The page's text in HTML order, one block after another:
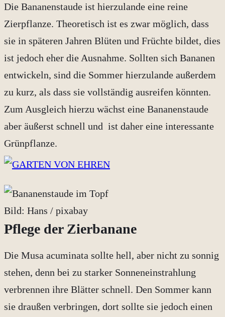
Die Bananenstaude ist hierzulande eine reine
Zierpflanze. Theoretisch ist es zwar möglich, dass
sie in späteren Jahren Blüten und Früchte bildet, dies
ist jedoch eher die Ausnahme. Sollten sich Bananen
entwickeln, sind die Sommer hierzulande außerdem
zu kurz, als dass sie vollständig ausreifen könnten.
Zum Ausgleich hierzu wächst eine Bananenstaude
aber äußerst schnell und ist daher eine interessante
Grünpflanze.
Bild: Hans / pixabay
Pflege der Zierbanane
Die Musa acuminata sollte hell, aber nicht zu sonnig
stehen, denn bei zu starker Sonneneinstrahlung
verbrennen ihre Blätter schnell. Den Sommer kann
sie draußen verbringen, dort sollte sie jedoch einen